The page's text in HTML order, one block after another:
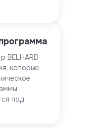
BELHARD
которые
под